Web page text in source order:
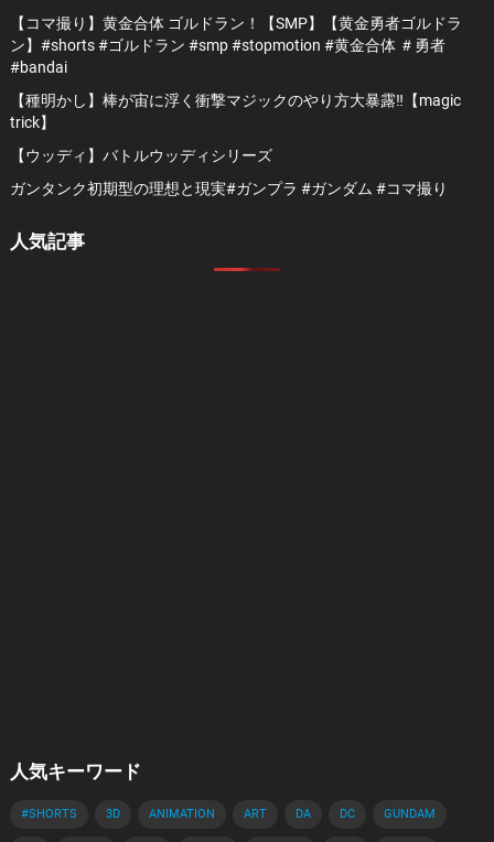
【コマ撮り】黄金合体 ゴルドラン！【SMP】【黄金勇者ゴルドラ
ン】#shorts #ゴルドラン #smp #stopmotion #黄金合体 ＃勇者
#bandai
【種明かし】棒が宙に浮く衝撃マジックのやり方大暴露‼️【magic
trick】
【ウッディ】バトルウッディシリーズ
ガンタンク初期型の理想と現実#ガンプラ #ガンダム #コマ撮り
人気記事
人気キーワード
#SHORTS 3D ANIMATION ART DA DC GUNDAM